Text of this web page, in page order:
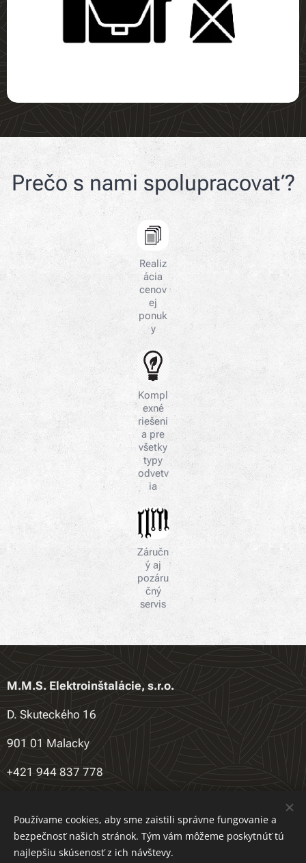
Prečo s nami spolupracovať?
Realiz
ácia
cenov
ej
ponuk
y
Kompl
exné
riešeni
a pre
všetky
typy
odvetv
ia
Záručn
ý aj
pozáru
čný
servis
M.M.S. Elektroinštalácie, s.r.o.
D. Skuteckého 16
901 01 Malacky
+421 944 837 778
Používame cookies, aby sme zaistili správne fungovanie a
bezpečnosť našich stránok. Tým vám môžeme poskytnúť tú
najlepšiu skúsenosť z ich návštevy.